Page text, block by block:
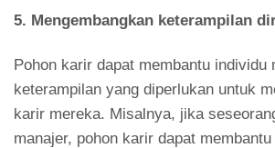
5. Mengembangkan keterampilan
Pohon karir dapat membantu individu
keterampilan yang diperlukan untuk
karir mereka. Misalnya, jika
manajer, pohon karir dapat